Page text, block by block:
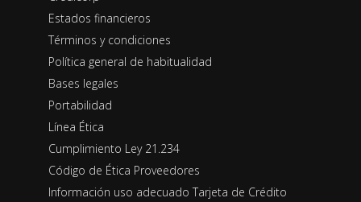
Estados financieros
Términos y condiciones
Política general de habitualidad
Bases legales
Portabilidad
Línea Ética
Cumplimiento Ley 21.234
Código de Ética Proveedores
Información uso adecuado Tarjeta de Crédito